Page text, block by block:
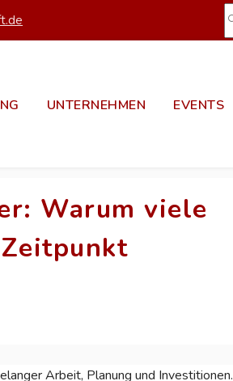
UNTERNEHMEN EVENTS
Warum viele
Arbeit, Planung und Investitionen.